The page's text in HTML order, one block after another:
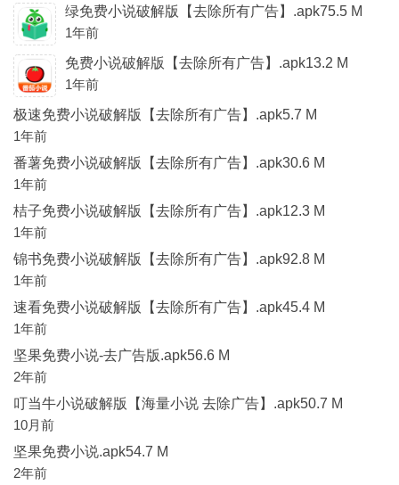
绿免费小说破解版【去除所有广告】.apk75.5 M
1年前
免费小说破解版【去除所有广告】.apk13.2 M
1年前
极速免费小说破解版【去除所有广告】.apk5.7 M
1年前
番薯免费小说破解版【去除所有广告】.apk30.6 M
1年前
桔子免费小说破解版【去除所有广告】.apk12.3 M
1年前
锦书免费小说破解版【去除所有广告】.apk92.8 M
1年前
速看免费小说破解版【去除所有广告】.apk45.4 M
1年前
坚果免费小说-去广告版.apk56.6 M
2年前
叮当牛小说破解版【海量小说 去除广告】.apk50.7 M
10月前
坚果免费小说.apk54.7 M
2年前